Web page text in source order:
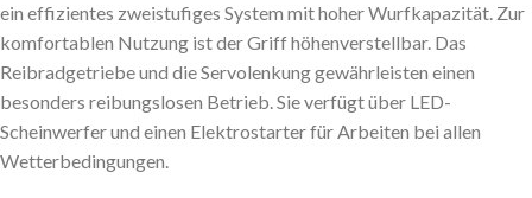
ein effizientes zweistufiges System mit hoher Wurfkapazität. Zur
komfortablen Nutzung ist der Griff höhenverstellbar. Das
Reibradgetriebe und die Servolenkung gewährleisten einen
besonders reibungslosen Betrieb. Sie verfügt über LED-
Scheinwerfer und einen Elektrostarter für Arbeiten bei allen
Wetterbedingungen.